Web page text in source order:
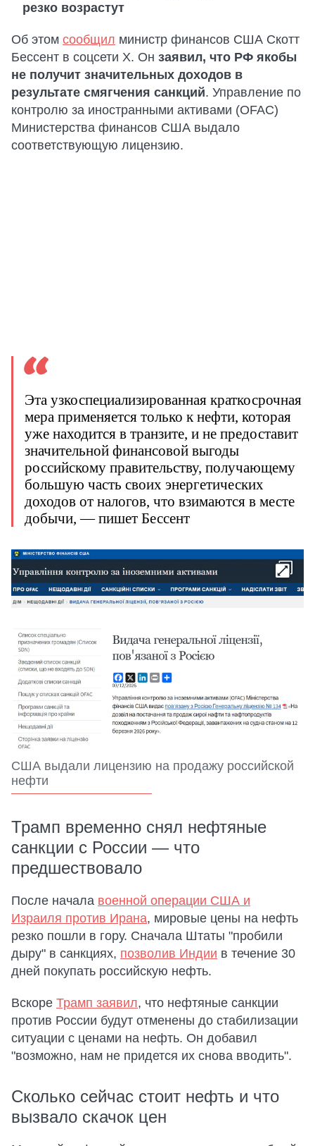
резко возрастут
Об этом сообщил министр финансов США Скотт
Бессент в соцсети X. Он заявил, что РФ якобы
не получит значительных доходов в
результате смягчения санкций. Управление по
контролю за иностранными активами (OFAC)
Министерства финансов США выдало
соответствующую лицензию.
Эта узкоспециализированная краткосрочная
мера применяется только к нефти, которая
уже находится в транзите, и не предоставит
значительной финансовой выгоды
российскому правительству, получающему
большую часть своих энергетических
доходов от налогов, что взимаются в месте
добычи, — пишет Бессент
США выдали лицензию на продажу российской
нефти
Трамп временно снял нефтяные
санкции с России — что
предшествовало
После начала военной операции США и
Израиля против Ирана, мировые цены на нефть
резко пошли в гору. Сначала Штаты "пробили
дыру" в санкциях, позволив Индии в течение 30
дней покупать российскую нефть.
Вскоре Трамп заявил, что нефтяные санкции
против России будут отменены до стабилизации
ситуации с ценами на нефть. Он добавил
"возможно, нам не придется их снова вводить".
Сколько сейчас стоит нефть и что
вызвало скачок цен